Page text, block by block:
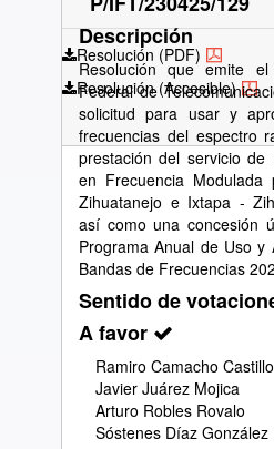
Resolución (PDF)
Resolución (Accesible)
Descripción
Resolución que emite
Federal de
solicitud para usar y
frecuencias del espectro
prestación del servicio de
en Frecuencia
Zihuatanejo e Ixtapa -
así como una concesión
Programa Anual de Uso y
Bandas de Frecuencias
Sentido de
A favor
Ramiro Camacho Castillo
Javier Juárez Mojica
Arturo Robles Rovalo
Sóstenes Díaz González